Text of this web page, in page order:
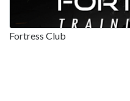
Fortress Club